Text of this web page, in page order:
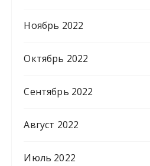
Ноябрь 2022
Октябрь 2022
Сентябрь 2022
Август 2022
Июль 2022